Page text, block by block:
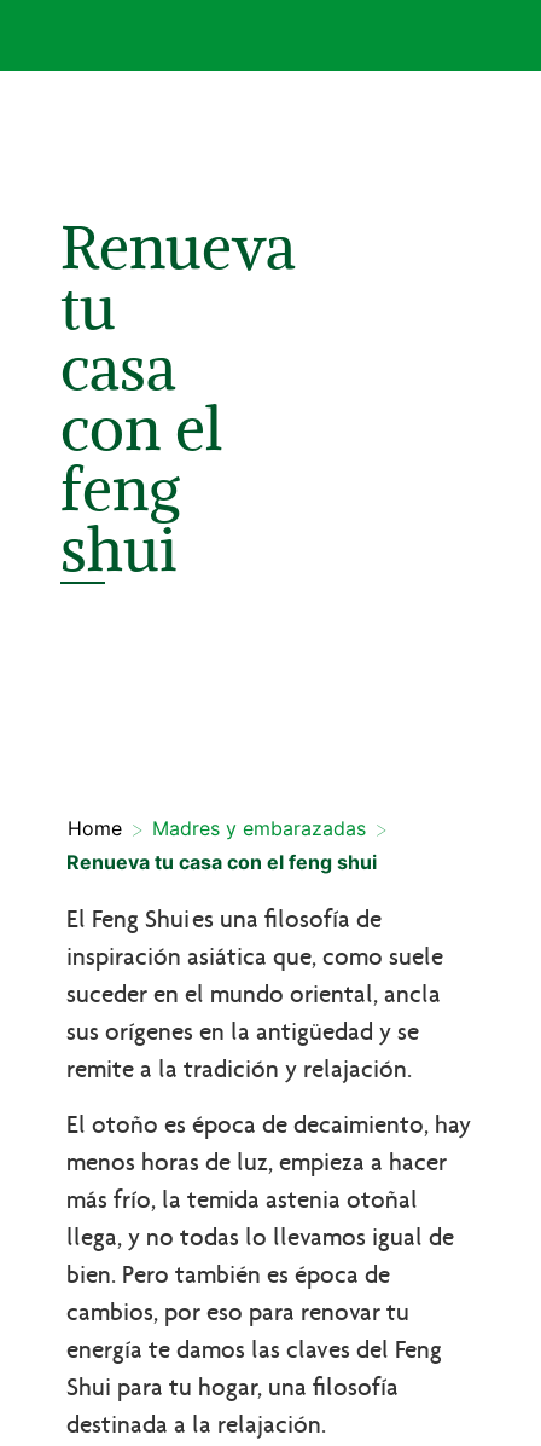
Renueva
tu
casa
con el
feng
shui
Home > Madres y embarazadas >
Renueva tu casa con el feng shui
El Feng Shui es una filosofía de
inspiración asiática que, como suele
suceder en el mundo oriental, ancla
sus orígenes en la antigüedad y se
remite a la tradición y relajación.
El otoño es época de decaimiento, hay
menos horas de luz, empieza a hacer
más frío, la temida astenia otoñal
llega, y no todas lo llevamos igual de
bien. Pero también es época de
cambios, por eso para renovar tu
energía te damos las claves del Feng
Shui para tu hogar, una filosofía
destinada a la relajación.